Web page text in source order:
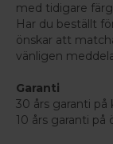
med tidigare
Har du beställt
önskar att
vänligen
Garanti
30 års garanti
10 års garanti